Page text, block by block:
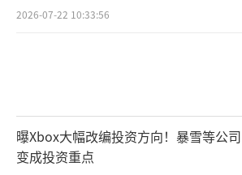
2026-07-22 10:33:56
曝Xbox大幅改编投资方向！暴雪等公司
变成投资重点